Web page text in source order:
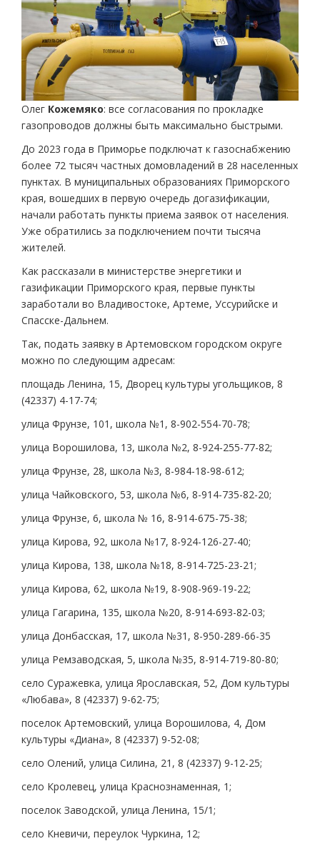
Олег Кожемяко: все согласования по прокладке
газопроводов должны быть максимально быстрыми.
До 2023 года в Приморье подключат к газоснабжению
более 72 тысяч частных домовладений в 28 населенных
пунктах. В муниципальных образованиях Приморского
края, вошедших в первую очередь догазификации,
начали работать пункты приема заявок от населения.
Уже обратились за подключением почти тысяча
жителей.
Как рассказали в министерстве энергетики и
газификации Приморского края, первые пункты
заработали во Владивостоке, Артеме, Уссурийске и
Спасске-Дальнем.
Так, подать заявку в Артемовском городском округе
можно по следующим адресам:
площадь Ленина, 15, Дворец культуры угольщиков, 8
(42337) 4-17-74;
улица Фрунзе, 101, школа №1, 8-902-554-70-78;
улица Ворошилова, 13, школа №2, 8-924-255-77-82;
улица Фрунзе, 28, школа №3, 8-984-18-98-612;
улица Чайковского, 53, школа №6, 8-914-735-82-20;
улица Фрунзе, 6, школа № 16, 8-914-675-75-38;
улица Кирова, 92, школа №17, 8-924-126-27-40;
улица Кирова, 138, школа №18, 8-914-725-23-21;
улица Кирова, 62, школа №19, 8-908-969-19-22;
улица Гагарина, 135, школа №20, 8-914-693-82-03;
улица Донбасская, 17, школа №31, 8-950-289-66-35
улица Ремзаводская, 5, школа №35, 8-914-719-80-80;
село Суражевка, улица Ярославская, 52, Дом культуры
«Любава», 8 (42337) 9-62-75;
поселок Артемовский, улица Ворошилова, 4, Дом
культуры «Диана», 8 (42337) 9-52-08;
село Олений, улица Силина, 21, 8 (42337) 9-12-25;
село Кролевец, улица Краснознаменная, 1;
поселок Заводской, улица Ленина, 15/1;
село Кневичи, переулок Чуркина, 12;